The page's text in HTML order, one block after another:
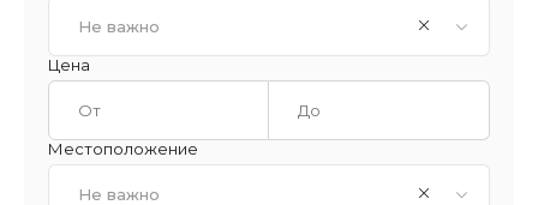
Не важно
Цена
Местоположение
Не важно